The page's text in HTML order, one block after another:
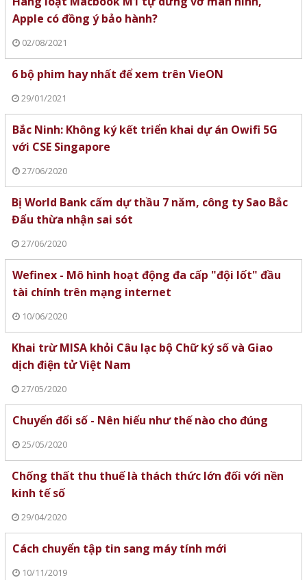
Apple có đồng ý bảo hành?
02/08/2021
6 bộ phim hay nhất để xem trên VieON
29/01/2021
Bắc Ninh: Không ký kết triển khai dự án Owifi 5G
với CSE Singapore
27/06/2020
Bị World Bank cấm dự thầu 7 năm, công ty Sao Bắc
Đẩu thừa nhận sai sót
27/06/2020
Wefinex - Mô hình hoạt động đa cấp "đội lốt" đầu
tài chính trên mạng internet
10/06/2020
Khai trừ MISA khỏi Câu lạc bộ Chữ ký số và Giao
dịch điện tử Việt Nam
27/05/2020
Chuyển đổi số - Nên hiểu như thế nào cho đúng
25/05/2020
Chống thất thu thuế là thách thức lớn đối với nền
kinh tế số
29/04/2020
Cách chuyển tập tin sang máy tính mới
10/11/2019